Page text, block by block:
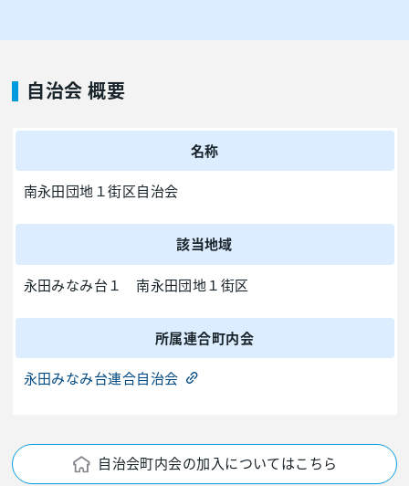
自治会 概要
名称
南永田団地１街区自治会
該当地域
永田みなみ台１ 南永田団地１街区
所属連合町内会
永田みなみ台連合自治会
自治会町内会の加入についてはこちら